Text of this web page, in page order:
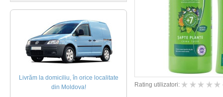
Livrăm la domiciliu, în orice localitate
din Moldova!
Rating utilizatori: